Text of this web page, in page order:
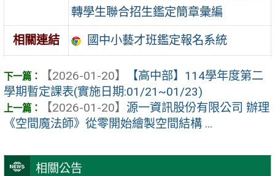
相關公告
轉學生聯合招生鑑定簡章彙編
相關連結 國中小藝才班鑑定報名系統
【2026-01-20】
【高中部】114學年度第二
學期暫定課表(實施日期:01/21~01/23)
【2026-01-20】 源一資訊股份有限公司 辦理
《空間魔法師》從零開始繪製空間結構 ...